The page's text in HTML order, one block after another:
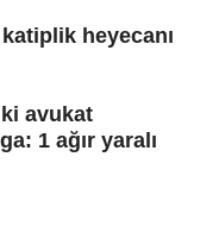
heyecanı
avukat
1 ağır yaralı